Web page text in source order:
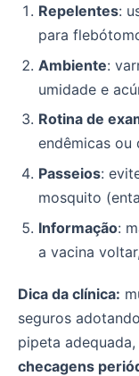
Repelentes:
para
Ambiente:
umidade e
Rotina de
endêmicas ou
Passeios:
mosquito
Informação:
a vacina
Dica da clínica:
seguros
pipeta
checagens